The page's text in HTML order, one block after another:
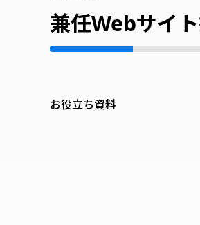
兼任Webサイ
お役立ち資料